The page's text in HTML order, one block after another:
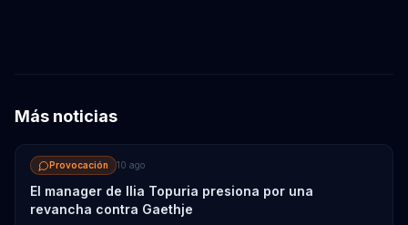
Más noticias
Provocación 10 ago
El manager de Ilia Topuria presiona por una
revancha contra Gaethje